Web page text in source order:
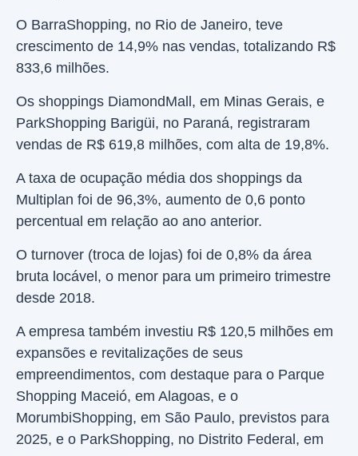
O BarraShopping, no Rio de Janeiro, teve
crescimento de 14,9% nas vendas, totalizando R$
833,6 milhões.
Os shoppings DiamondMall, em Minas Gerais, e
ParkShopping Barigüi, no Paraná, registraram
vendas de R$ 619,8 milhões, com alta de 19,8%.
A taxa de ocupação média dos shoppings da
Multiplan foi de 96,3%, aumento de 0,6 ponto
percentual em relação ao ano anterior.
O turnover (troca de lojas) foi de 0,8% da área
bruta locável, o menor para um primeiro trimestre
desde 2018.
A empresa também investiu R$ 120,5 milhões em
expansões e revitalizações de seus
empreendimentos, com destaque para o Parque
Shopping Maceió, em Alagoas, e o
MorumbiShopping, em São Paulo, previstos para
2025, e o ParkShopping, no Distrito Federal, em